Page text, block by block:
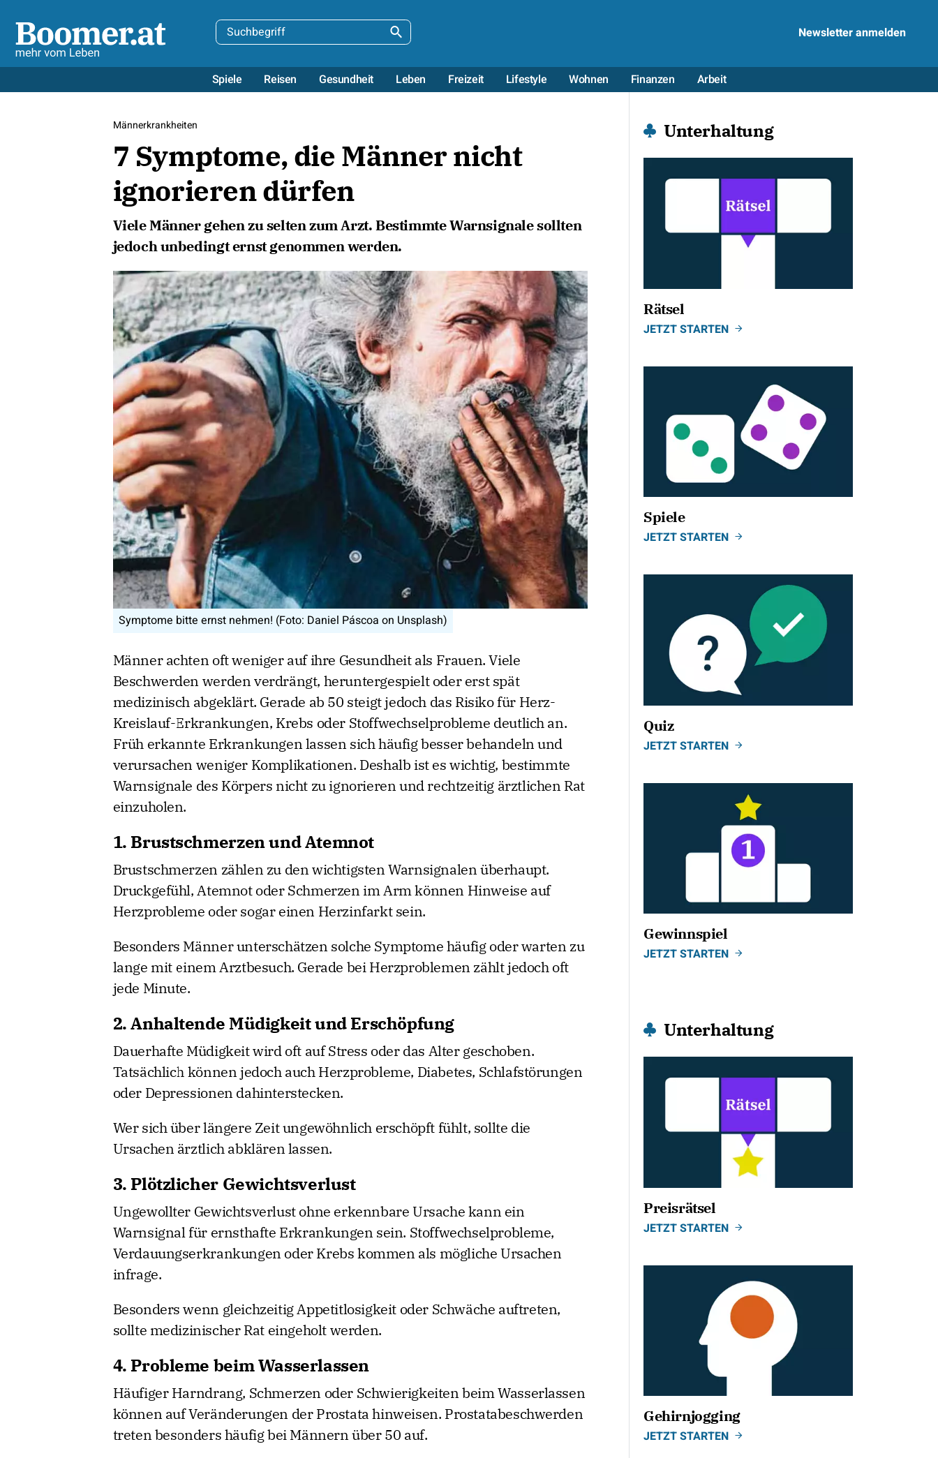
Newsletter anmelden
Spiele Reisen Gesundheit Leben Freizeit Lifestyle Wohnen Finanzen Arbeit
Männerkrankheiten
7 Symptome, die Männer nicht
ignorieren dürfen
Viele Männer gehen zu selten zum Arzt. Bestimmte Warnsignale sollten
jedoch unbedingt ernst genommen werden.
Symptome bitte ernst nehmen! (Foto: Daniel Páscoa on Unsplash)
Männer achten oft weniger auf ihre Gesundheit als Frauen. Viele
Beschwerden werden verdrängt, heruntergespielt oder erst spät
medizinisch abgeklärt. Gerade ab 50 steigt jedoch das Risiko für Herz-
Kreislauf-Erkrankungen, Krebs oder Stoffwechselprobleme deutlich an.
Früh erkannte Erkrankungen lassen sich häufig besser behandeln und
verursachen weniger Komplikationen. Deshalb ist es wichtig, bestimmte
Warnsignale des Körpers nicht zu ignorieren und rechtzeitig ärztlichen Rat
einzuholen.
1. Brustschmerzen und Atemnot
Brustschmerzen zählen zu den wichtigsten Warnsignalen überhaupt.
Druckgefühl, Atemnot oder Schmerzen im Arm können Hinweise auf
Herzprobleme oder sogar einen Herzinfarkt sein.
Besonders Männer unterschätzen solche Symptome häufig oder warten zu
lange mit einem Arztbesuch. Gerade bei Herzproblemen zählt jedoch oft
jede Minute.
2. Anhaltende Müdigkeit und Erschöpfung
Dauerhafte Müdigkeit wird oft auf Stress oder das Alter geschoben.
Tatsächlich können jedoch auch Herzprobleme, Diabetes, Schlafstörungen
oder Depressionen dahinterstecken.
Wer sich über längere Zeit ungewöhnlich erschöpft fühlt, sollte die
Ursachen ärztlich abklären lassen.
3. Plötzlicher Gewichtsverlust
Ungewollter Gewichtsverlust ohne erkennbare Ursache kann ein
Warnsignal für ernsthafte Erkrankungen sein. Stoffwechselprobleme,
Verdauungserkrankungen oder Krebs kommen als mögliche Ursachen
infrage.
Besonders wenn gleichzeitig Appetitlosigkeit oder Schwäche auftreten,
sollte medizinischer Rat eingeholt werden.
4. Probleme beim Wasserlassen
Häufiger Harndrang, Schmerzen oder Schwierigkeiten beim Wasserlassen
können auf Veränderungen der Prostata hinweisen. Prostatabeschwerden
treten besonders häufig bei Männern über 50 auf.
Unterhaltung
Rätsel
JETZT STARTEN
Spiele
JETZT STARTEN
Quiz
JETZT STARTEN
Gewinnspiel
JETZT STARTEN
Unterhaltung
Preisrätsel
JETZT STARTEN
Gehirnjogging
JETZT STARTEN